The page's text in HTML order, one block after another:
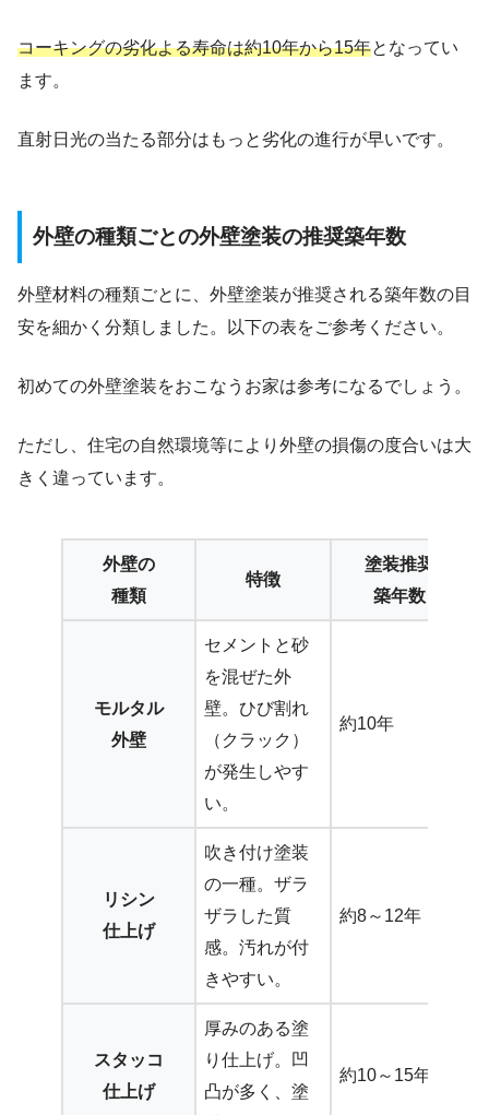
コーキングの劣化よる寿命は約10年から15年となってい
ます。
直射日光の当たる部分はもっと劣化の進行が早いです。
外壁の種類ごとの外壁塗装の推奨築年数
外壁材料の種類ごとに、外壁塗装が推奨される築年数の目
安を細かく分類しました。以下の表をご参考ください。
初めての外壁塗装をおこなうお家は参考になるでしょう。
ただし、住宅の自然環境等により外壁の損傷の度合いは大
きく違っています。
外壁の
種類
特徴
塗装推奨
築年数
モルタル
外壁
セメントと砂
を混ぜた外
壁。ひび割れ
（クラック）
が発生しやす
い。
約10年
リシン
仕上げ
吹き付け塗装
の一種。ザラ
ザラした質
感。汚れが付
きやすい。
約8～12年
スタッコ
仕上げ
厚みのある塗
り仕上げ。凹
凸が多く、塗
約10～15年